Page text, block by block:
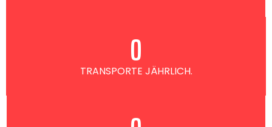
TRANSPORTE JÄHRLICH.
0